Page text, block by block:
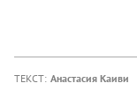
ТЕКСТ: Анастасия Каиви